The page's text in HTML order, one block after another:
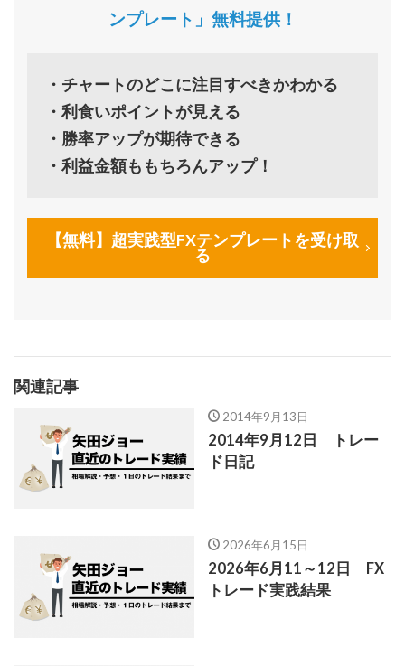
ンプレート」無料提供！
・チャートのどこに注目すべきかわかる
・利食いポイントが見える
・勝率アップが期待できる
・利益金額ももちろんアップ！
【無料】超実践型FXテンプレートを受け取
る
関連記事
2014年9月13日
2014年9月12日 トレー
ド日記
2026年6月15日
2026年6月11～12日 FX
トレード実践結果